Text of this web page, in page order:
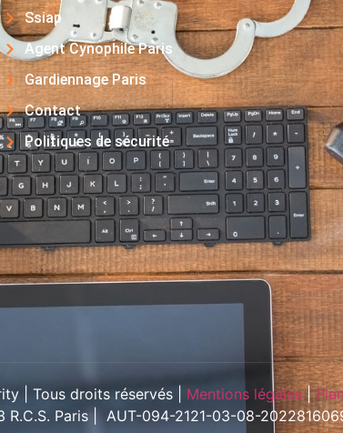
Ssiap
Agent Cynophile Paris
Gardiennage Paris
Contact
Politiques de sécurité
| Tous droits réservés | Mentions légales|
R.C.S. Paris | AUT-094-2121-03-08-